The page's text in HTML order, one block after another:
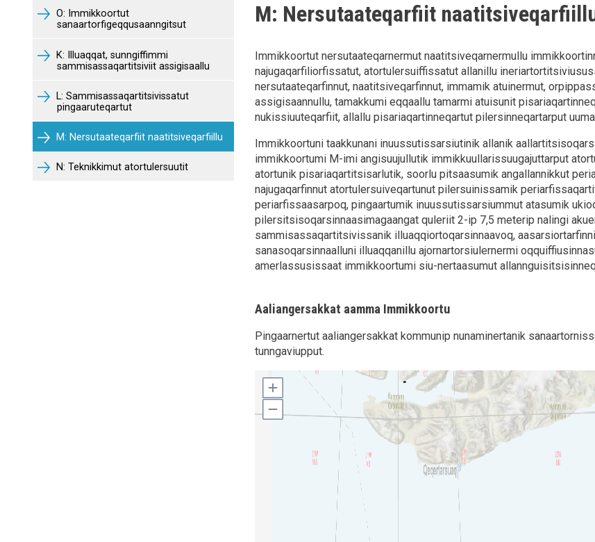
O: Immikkoortut
sanaartorfigeqqusaanngitsut
K: Illuaqqat, sunngiffimmi
sammisassaqartitsiviit assigisaallu
L: Sammisassaqartitsivissatut
pingaaruteqartut
M: Nersutaateqarfiit naatitsiveqarfiillu
N: Teknikkimut atortulersuutit
M: Nersutaateqarfiit
Immikkoortut nersutaateqarnermut naatitsiveqarnermullu
najugaqarfiliorfissatut, atortulersuiffissatut allanillu
nersutaateqarfinnut, naatitsiveqarfinnut, immamik atuinermut,
assigisaannullu, tamakkumi eqqaallu tamarmi atuisunit
nukissiuuteqarfiit, allallu pisariaqartinneqartut pilersinneqartarput
Immikkoortuni taakkunani inuussutissarsiutinik allanik
immikkoortumi M-imi angisuujullutik immikkuullarissuugajuttarput
atortunik pisariaqartitsisarlutik, soorlu pitsaasumik angallannikkut
najugaqarfinnut atortulersuiveqartunut pilersuinissamik
periarfissaasarpoq, pingaartumik inuussutissarsiummut atasumik
pilersitsisoqarsinnaasimagaangat quleriit 2-ip 7,5 meterip nalingi
sammisassaqartitsivissanik illuaqqiortoqarsinnaavoq,
sanasoqarsinnaalluni illuaqqanillu ajornartorsiulernermi
amerlassusissaat immikkoortumi siu-nertaasumut
Aaliangersakkat aamma Immikkoortu
Pingaarnertut aaliangersakkat kommunip nunaminertanik
tunngaviupput.